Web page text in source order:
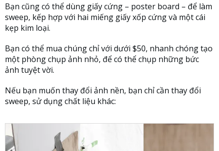
Bạn cũng có thể dùng giấy cứng – poster board – để làm
sweep, kếp hợp với hai miếng giấy xốp cứng và một cái
kẹp kim loại.
Bạn có thể mua chúng chỉ với dưới $50, nhanh chóng tạo
một phòng chụp ảnh nhỏ, để có thể chụp những bức
ảnh tuyệt vời.
Nếu bạn muốn thay đổi ảnh nền, bạn chỉ cần thay đổi
sweep, sử dụng chất liệu khác: